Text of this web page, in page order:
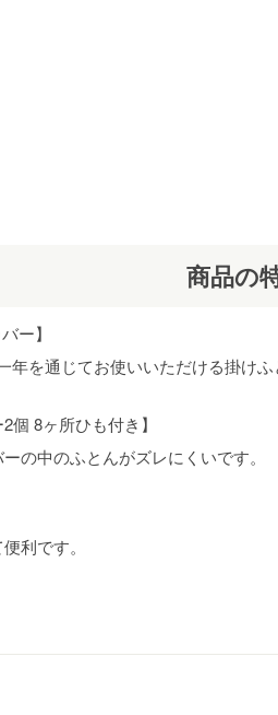
商品の
ー】
を通じてお使いいただける掛けふ
個 8ヶ所ひも付き】
の中のふとんがズレにくいです。
利です。